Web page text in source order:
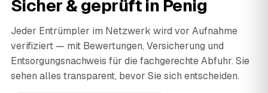
Sicher & geprüft in Penig
Jeder Entrümpler im Netzwerk wird vor Aufnahme
verifiziert — mit Bewertungen, Versicherung und
Entsorgungsnachweis für die fachgerechte Abfuhr. Sie
sehen alles transparent, bevor Sie sich entscheiden.